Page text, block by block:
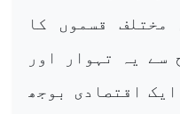
مختلف قسموں کا
سے یہ تہوار اور
اقتصادی بوجھ